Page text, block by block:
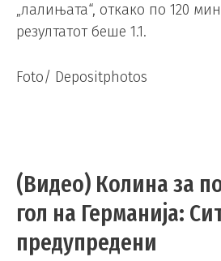
„лалињата“, откако по 120
резултатот беше 1.1.
Foto/ Depositphotos
(Видео) Колина за
гол на Германија:
предупредени